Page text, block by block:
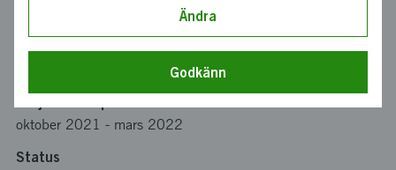
RISE Research Institutes of Sweden AB
Bidrag från Vinnova
oktober 2021 - mars 2022
Status
Ändra
Godkänn